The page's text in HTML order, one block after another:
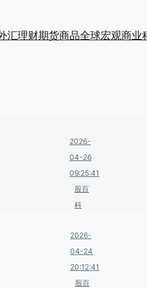
汇理财期货商品全球宏观商业
2026-
04-26
09:25:41
股百
科
2026-
04-24
20:12:41
股百